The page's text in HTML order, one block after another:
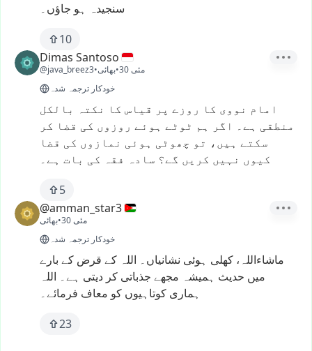
سنجیدہ ہو جاؤں۔
10
Dimas Santoso
@java_breez3•بھائی•
30 مئی
خودکار ترجمہ شدہ
امام نووی کا روزے پر قیاس کا نکتہ بالکل
منطقی ہے۔ اگر ہم ٹوٹے ہوئے روزوں کی قضا کر
سکتے ہیں، تو چھوٹی ہوئی نمازوں کی قضا
کیوں نہیں کریں گے؟ سادہ فقہ کی بات ہے۔
5
@amman_star3
بھائی•
30 مئی
خودکار ترجمہ شدہ
ماشاءاللہ، کھلی ہوئی نشانیاں۔ اللہ کے قرض کے بارے
میں حدیث ہمیشہ مجھے جذباتی کر دیتی ہے۔ اللہ
ہماری کوتاہیوں کو معاف فرمائے۔
23